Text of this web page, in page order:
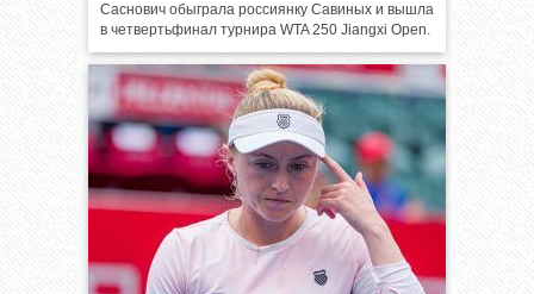
Саснович обыграла россиянку Савиных и вышла
в четвертьфинал турнира WTA 250 Jiangxi Open.